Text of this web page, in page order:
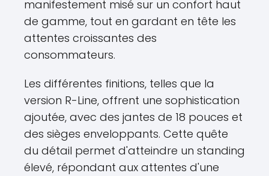
manifestement misé sur un confort haut
de gamme, tout en gardant en tête les
attentes croissantes des
consommateurs.
Les différentes finitions, telles que la
version R-Line, offrent une sophistication
ajoutée, avec des jantes de 18 pouces et
des sièges enveloppants. Cette quête
du détail permet d'atteindre un standing
élevé, répondant aux attentes d'une